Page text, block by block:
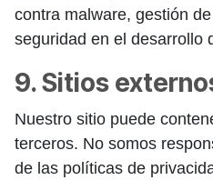
contra malware, gestión
seguridad en el desarrollo
9. Sitios
Nuestro sitio puede
terceros. No somos
de las políticas de